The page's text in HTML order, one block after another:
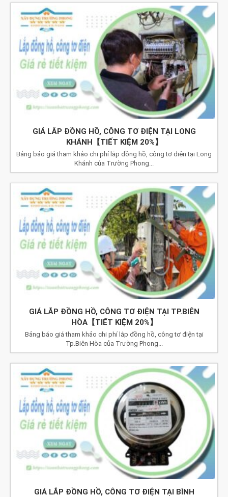
GIÁ LẮP ĐỒNG HỒ, CÔNG TƠ ĐIỆN TẠI LONG
KHÁNH【TIẾT KIỆM 20%】
Bảng báo giá tham khảo chi phí lắp đồng hồ, công tơ điện tại Long
Khánh của Trường Phong...
GIÁ LẮP ĐỒNG HỒ, CÔNG TƠ ĐIỆN TẠI TP.BIÊN
HÒA【TIẾT KIỆM 20%】
Bảng báo giá tham khảo chi phí lắp đồng hồ, công tơ điện tại
Tp.Biên Hòa của Trường Phong...
GIÁ LẮP ĐỒNG HỒ, CÔNG TƠ ĐIỆN TẠI BÌNH